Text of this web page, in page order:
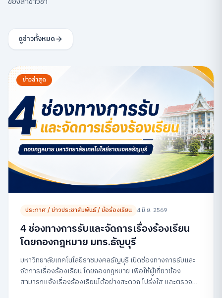
ดูข่าวทั้งหมด
ข่าวล่าสุด
ประกาศ / ข่าวประชาสัมพันธ์ / ข้อร้องเรียน 4 มิ.ย. 2569
4 ช่องทางการรับและจัดการเรื่องร้องเรียน
โดยกองกฎหมาย มทร.ธัญบุรี
มหาวิทยาลัยเทคโนโลยีราชมงคลธัญบุรี เปิดช่องทางการรับและ
จัดการเรื่องร้องเรียน โดยกองกฎหมาย เพื่อให้ผู้เกี่ยวข้อง
สามารถแจ้งเรื่องร้องเรียนได้อย่างสะดวก โปร่งใส และตรวจ